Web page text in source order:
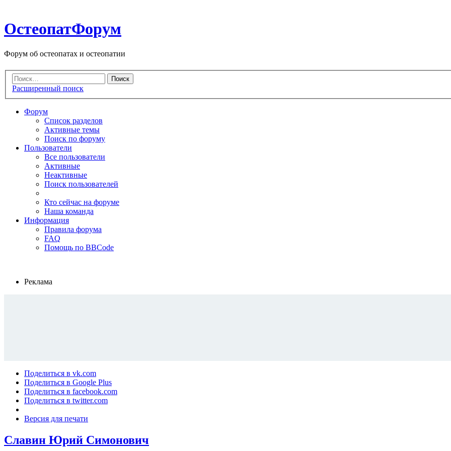
ОстеопатФорум
Форум об остеопатах и остеопатии
Расширенный поиск
Форум
Список разделов
Активные темы
Поиск по форуму
Пользователи
Все пользователи
Активные
Неактивные
Поиск пользователей
Кто сейчас на форуме
Наша команда
Информация
Правила форума
FAQ
Помощь по BBCode
Реклама
Поделиться в vk.com
Поделиться в Google Plus
Поделиться в facebook.com
Поделиться в twitter.com
Версия для печати
Славин Юрий Симонович